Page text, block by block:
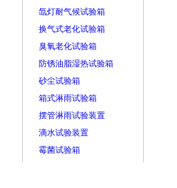
氙灯耐气候试验箱
换气式老化试验箱
臭氧老化试验箱
防锈油脂湿热试验箱
砂尘试验箱
箱式淋雨试验箱
摆管淋雨试验装置
滴水试验装置
霉菌试验箱